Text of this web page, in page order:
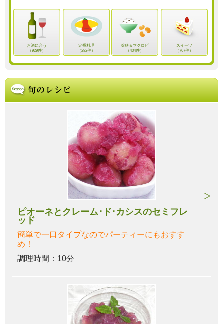
お酒に合う
（929件）
定番料理
（282件）
薬膳＆マクロビ
（404件）
スイーツ
（767件）
ピオーネとクレーム･ド･カシスのセミフレ
ッド
簡単で一口タイプなのでパーティーにもおすす
め！
調理時間：10分